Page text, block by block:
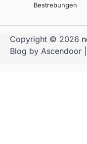
Bestrebungen
Copyright © 2026
Blog by Ascendoor